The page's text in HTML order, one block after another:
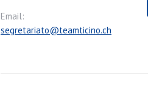
Email:
segretariato@teamticino.ch